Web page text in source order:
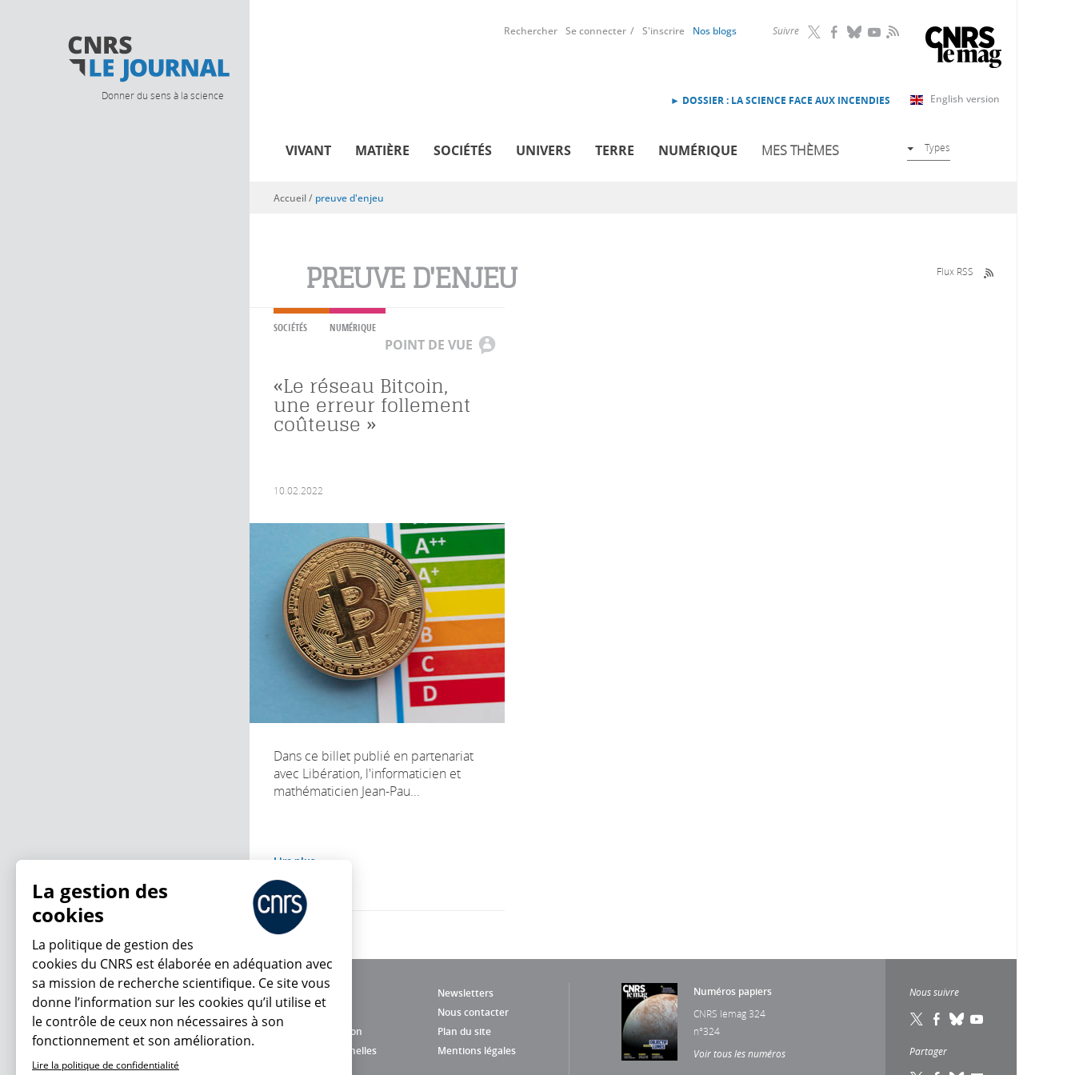
Donner du sens à la science
Suivre RSS
Rechercher Se connecter S'inscrire Nos blogs
English version
► DOSSIER : LA SCIENCE FACE AUX INCENDIES
VIVANT MATIÈRE SOCIÉTÉS UNIVERS TERRE NUMÉRIQUE MES THÈMES Types
Vous êtes ici
Accueil/ preuve d'enjeu
PREUVE D'ENJEU Flux RSS
SOCIÉTÉS NUMÉRIQUE
POINT DE VUE
«Le réseau Bitcoin,
une erreur follement
coûteuse »
10.02.2022
Dans ce billet publié en partenariat
avec Libération, l'informaticien et
mathématicien Jean-Pau...
Lire plus
Newsletters
Nous contacter
Charte d'utilisation
Plan du site
Données personnelles
Mentions légales
Numéros papiers
CNRS lemag 324
n°324
Voir tous les numéros
Nous suivre
Partager
En ce moment
La gestion des
cookies
La politique de gestion des
cookies du CNRS est élaborée en adéquation avec
sa mission de recherche scientifique. Ce site vous
donne l’information sur les cookies qu’il utilise et
le contrôle de ceux non nécessaires à son
fonctionnement et son amélioration.
Lire la politique de confidentialité